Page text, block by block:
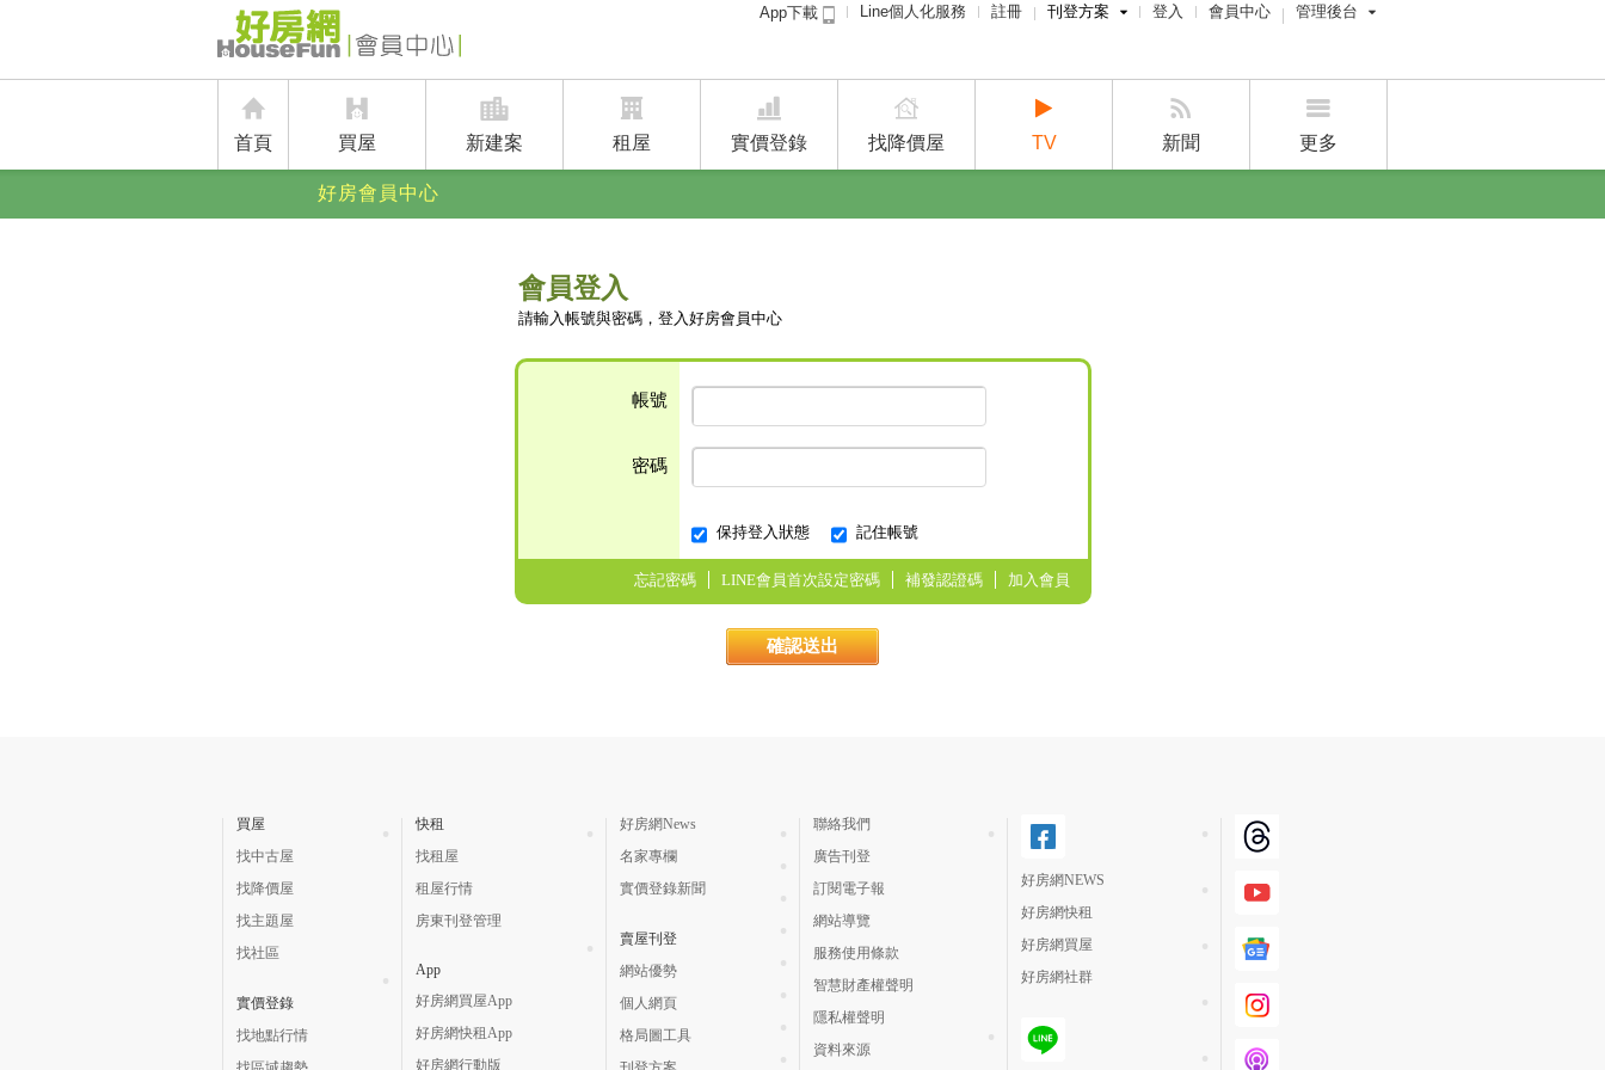
App下載 Line個人化服務 註冊 刊登方案
賣屋刊登
登入 會員中心 管理後台
經紀人員管理後台
首頁 買屋 新建案 租屋 實價登錄 找降價屋 TV 新聞 更多
好房會員中心
會員登入
請輸入帳號與密碼，登入好房會員中心
帳號
密碼
保持登入狀態 記住帳號
加入會員
補發認證碼
LINE會員首次設定密碼
忘記密碼
買屋
找中古屋
找降價屋
找主題屋
找社區
實價登錄
找地點行情
快租
找租屋
租屋行情
房東刊登管理
App
好房網買屋App
好房網快租App
好房網行動版
好房網News
名家專欄
實價登錄新聞
賣屋刊登
網站優勢
個人網頁
格局圖工具
聯絡我們
廣告刊登
訂閱電子報
網站導覽
服務使用條款
智慧財產權聲明
隱私權聲明
資料來源
好房網NEWS
好房網快租
好房網買屋
好房網社群